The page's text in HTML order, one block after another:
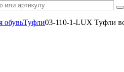
обувьТуфли03-110-1-LUX Туфли